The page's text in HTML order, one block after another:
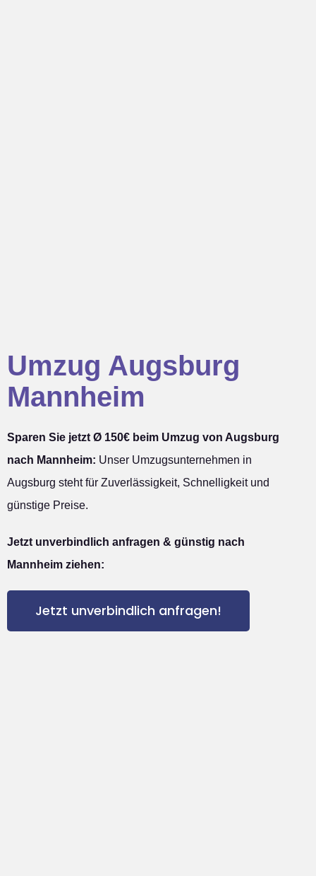
Umzug Augsburg
Mannheim
Sparen Sie jetzt Ø 150€ beim Umzug von Augsburg
nach Mannheim: Unser Umzugsunternehmen in
Augsburg steht für Zuverlässigkeit, Schnelligkeit und
günstige Preise.
Jetzt unverbindlich anfragen & günstig nach
Mannheim ziehen:
Jetzt unverbindlich anfragen!